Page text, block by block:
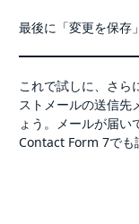
最後に「変更を保存
これで試しに、さら
ストメールの送信先
ょう。メールが届い
Contact Form 7でも